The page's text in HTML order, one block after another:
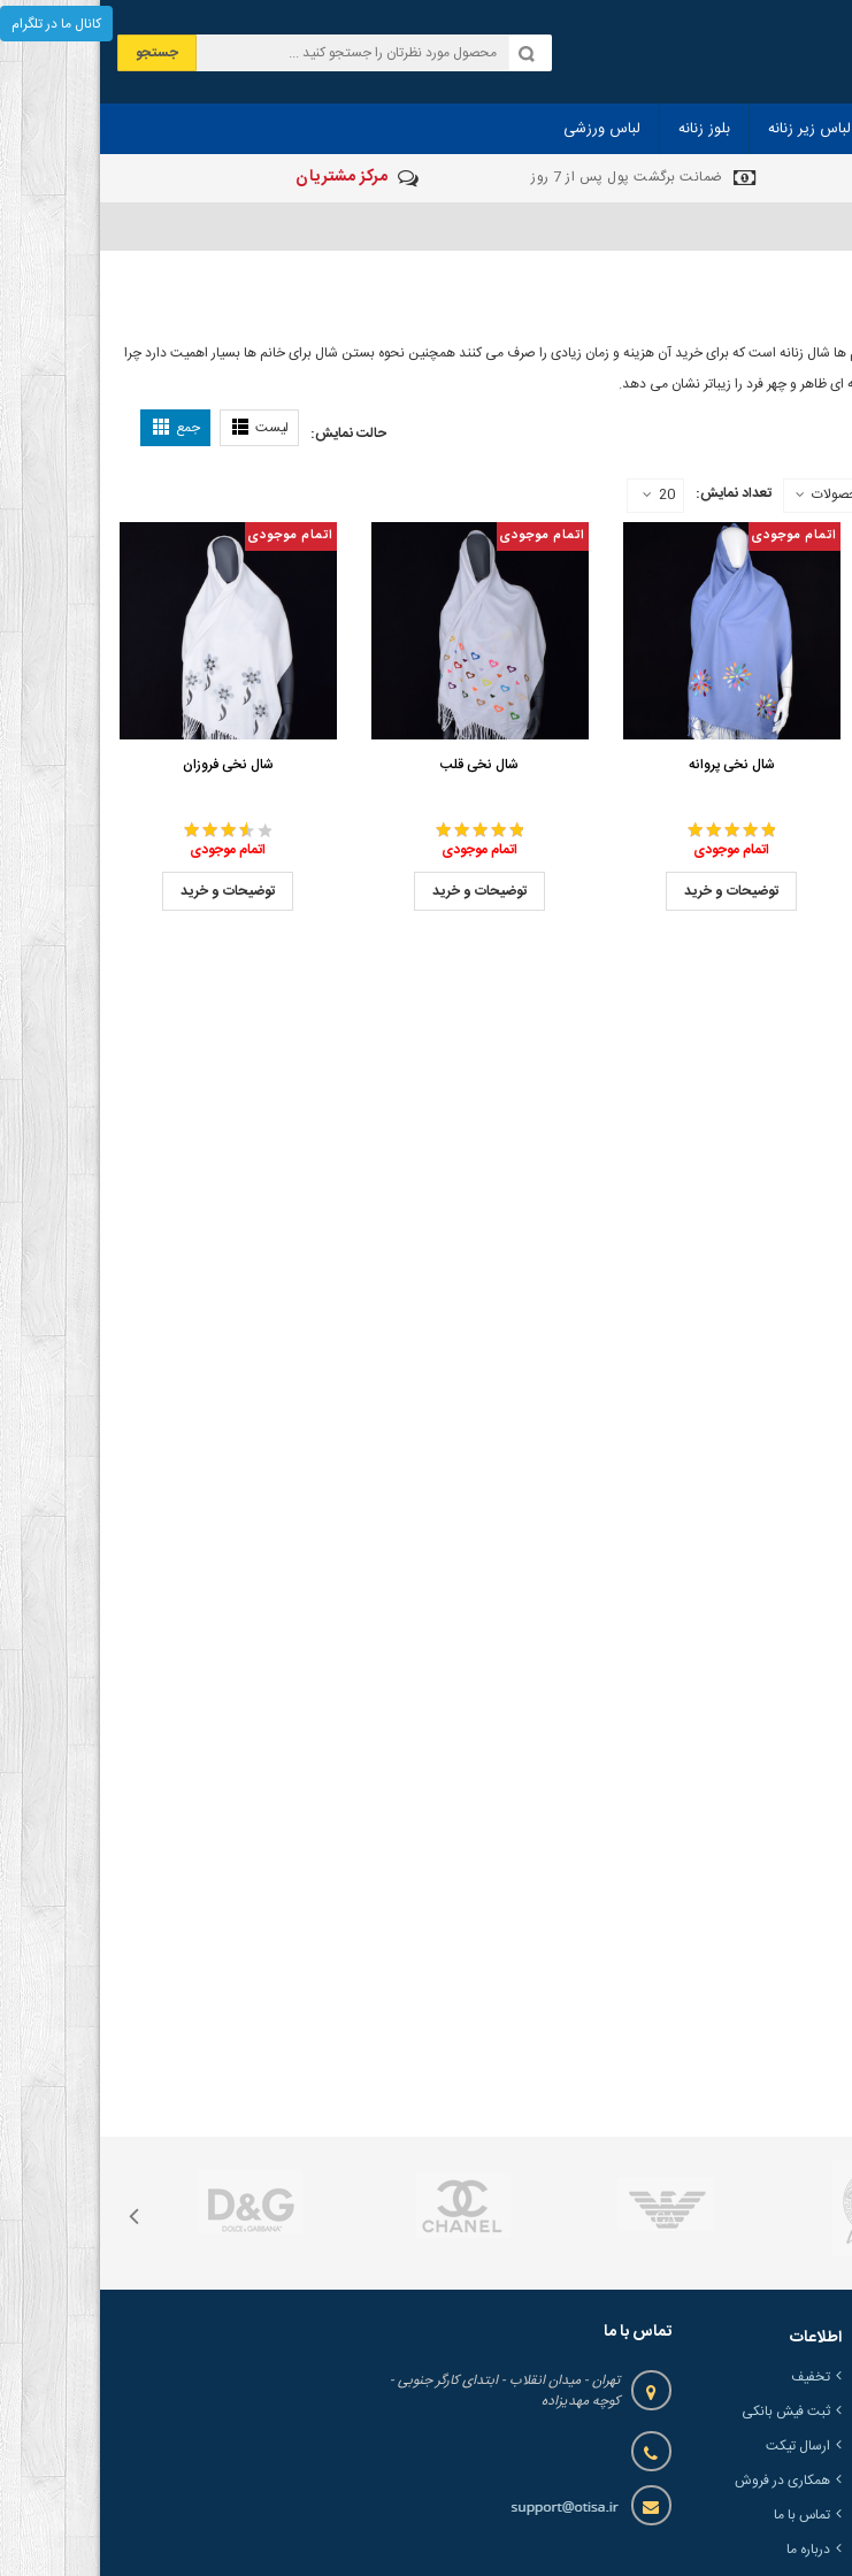
جستجو
لباس زیر زنانه بلوز زنانه لباس ورزشی
ضمانت برگشت پول پس از 7 روز مرکز مشتریان
ها شال زنانه است که برای خرید آن هزینه و زمان زیادی را صرف می کنند همچنین نحوه بستن شال برای خانم ها بسیار اهمیت دارد چرا
ظاهر و چهر فرد را زیباتر نشان می دهد.
حالت نمایش: لیست جمع
تعداد نمایش: 20
اتمام موجودی
شال نخی پروانه
اتمام موجودی
توضیحات و خرید
اتمام موجودی
شال نخی قلب
اتمام موجودی
توضیحات و خرید
اتمام موجودی
شال نخی فروزان
اتمام موجودی
توضیحات و خرید
اطلاعات
تخفیف
ثبت فیش بانکی
ارسال تیکت
همکاری در فروش
تماس با ما
درباره ما
تماس با ما
تهران - میدان انقلاب - ابتدای کارگر جنوبی -
کوچه مهدیزاده
کانال ما در تلگرام